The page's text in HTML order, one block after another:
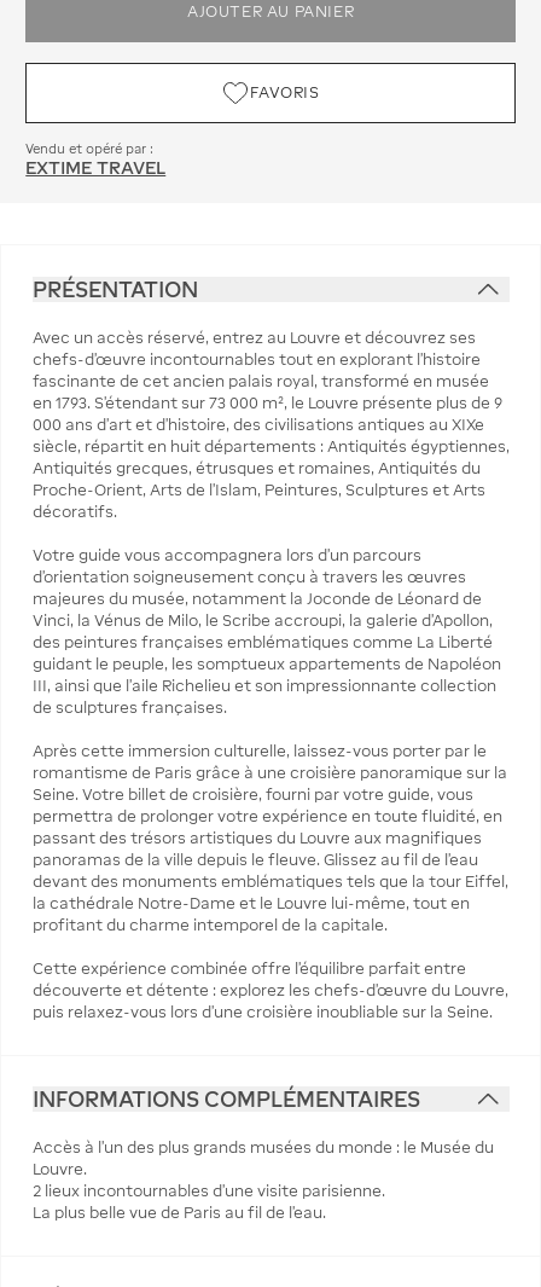
AJOUTER AU PANIER
FAVORIS
Vendu et opéré par :
EXTIME TRAVEL
PRÉSENTATION
Avec un accès réservé, entrez au Louvre et découvrez ses
chefs-d’œuvre incontournables tout en explorant l’histoire
fascinante de cet ancien palais royal, transformé en musée
en 1793. S’étendant sur 73 000 m², le Louvre présente plus de 9
000 ans d’art et d’histoire, des civilisations antiques au XIXe
siècle, répartit en huit départements : Antiquités égyptiennes,
Antiquités grecques, étrusques et romaines, Antiquités du
Proche-Orient, Arts de l’Islam, Peintures, Sculptures et Arts
décoratifs.
Votre guide vous accompagnera lors d’un parcours
d’orientation soigneusement conçu à travers les œuvres
majeures du musée, notamment la Joconde de Léonard de
Vinci, la Vénus de Milo, le Scribe accroupi, la galerie d’Apollon,
des peintures françaises emblématiques comme La Liberté
guidant le peuple, les somptueux appartements de Napoléon
III, ainsi que l’aile Richelieu et son impressionnante collection
de sculptures françaises.
Après cette immersion culturelle, laissez-vous porter par le
romantisme de Paris grâce à une croisière panoramique sur la
Seine. Votre billet de croisière, fourni par votre guide, vous
permettra de prolonger votre expérience en toute fluidité, en
passant des trésors artistiques du Louvre aux magnifiques
panoramas de la ville depuis le fleuve. Glissez au fil de l’eau
devant des monuments emblématiques tels que la tour Eiffel,
la cathédrale Notre-Dame et le Louvre lui-même, tout en
profitant du charme intemporel de la capitale.
Cette expérience combinée offre l’équilibre parfait entre
découverte et détente : explorez les chefs-d’œuvre du Louvre,
puis relaxez-vous lors d’une croisière inoubliable sur la Seine.
INFORMATIONS COMPLÉMENTAIRES
Accès à l'un des plus grands musées du monde : le Musée du
Louvre.
2 lieux incontournables d'une visite parisienne.
La plus belle vue de Paris au fil de l'eau.